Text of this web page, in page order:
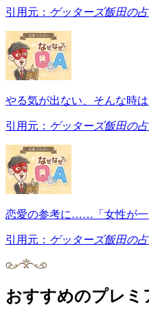
引用元： ゲッターズ飯田の
やる気が出ない、そんな時
引用元： ゲッターズ飯田の
恋愛の参考に……「女性が一
引用元： ゲッターズ飯田の
おすすめのプレミ